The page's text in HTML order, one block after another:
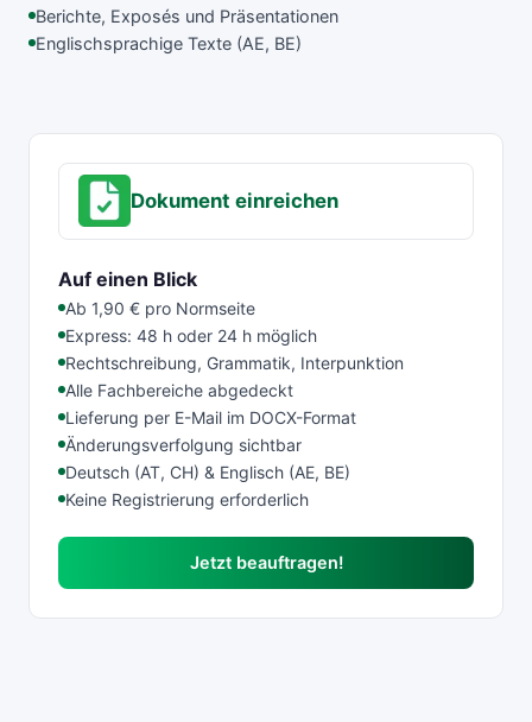
Berichte, Exposés und Präsentationen
Englischsprachige Texte (AE, BE)
Dokument einreichen
Auf einen Blick
Ab 1,90 € pro Normseite
Express: 48 h oder 24 h möglich
Rechtschreibung, Grammatik, Interpunktion
Alle Fachbereiche abgedeckt
Lieferung per E-Mail im DOCX-Format
Änderungsverfolgung sichtbar
Deutsch (AT, CH) & Englisch (AE, BE)
Keine Registrierung erforderlich
Jetzt beauftragen!